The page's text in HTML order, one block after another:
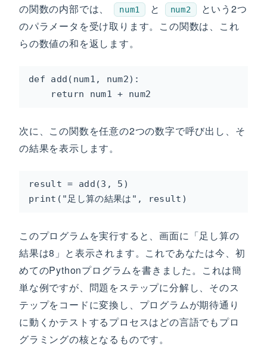
の関数の内部では、
num1 と num2
という2つ
のパラメータを受け取ります。この関数は、これ
らの数値の和を返します。
def add(num1, num2):
    return num1 + num2
次に、この関数を任意の2つの数字で呼び出し、そ
の結果を表示します。
result = add(3, 5)
print("足し算の結果は", result)
このプログラムを実行すると、画面に「足し算の
結果は8」と表示されます。これであなたは今、初
めてのPythonプログラムを書きました。これは簡
単な例ですが、問題をステップに分解し、そのス
テップをコードに変換し、プログラムが期待通り
に動くかテストするプロセスはどの言語でもプロ
グラミングの核となるものです。